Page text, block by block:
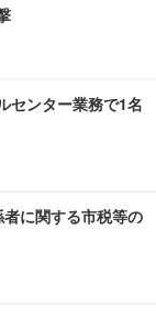
センター業務で1名
に関する市税等の